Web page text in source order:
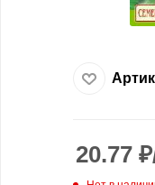
20.77 ₽